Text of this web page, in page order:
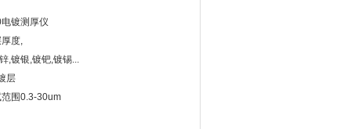
镀测厚仪
度,
,镀银,镀钯,镀锡...
层
围0.3-30um